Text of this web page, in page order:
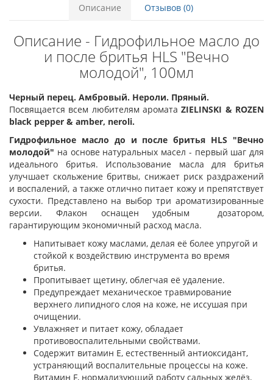
Описание Отзывов (0)
Описание - Гидрофильное масло до
и после бритья HLS "Вечно
молодой", 100мл
Черный перец. Амбровый. Нероли. Пряный.
Посвящается всем любителям ароматаZIELINSKI & ROZEN
black pepper & amber, neroli.
Гидрофильное масло до и после бритья HLS "Вечно
молодой" на основе натуральных масел - первый шаг для
идеального бритья. Использование масла для бритья
улучшает скольжение бритвы, снижает риск раздражений
и воспалений, а также отлично питает кожу и препятствует
сухости. Представлено на выбор три ароматизированные
версии. Флакон оснащен удобным дозатором,
гарантирующим экономичный расход масла.
Напитывает кожу маслами, делая её более упругой и
стойкой к воздействию инструмента во время
бритья.
Пропитывает щетину, облегчая её удаление.
Предупреждает механическое травмирование
верхнего липидного слоя на коже, не иссушая при
очищении.
Увлажняет и питает кожу, обладает
противовоспалительными свойствами.
Содержит витамин Е, естественный антиоксидант,
устраняющий воспалительные процессы на коже.
Витамин F, нормализующий работу сальных желёз.